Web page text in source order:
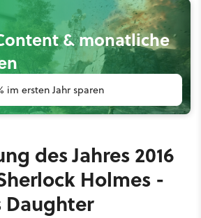
& monatliche
im ersten Jahr sparen
des Jahres 2016
Holmes -
Daughter